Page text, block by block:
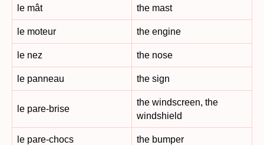
le mât the mast
le moteur the engine
le nez the nose
le panneau the sign
le pare-brise
the windscreen, the
windshield
le pare-chocs the bumper